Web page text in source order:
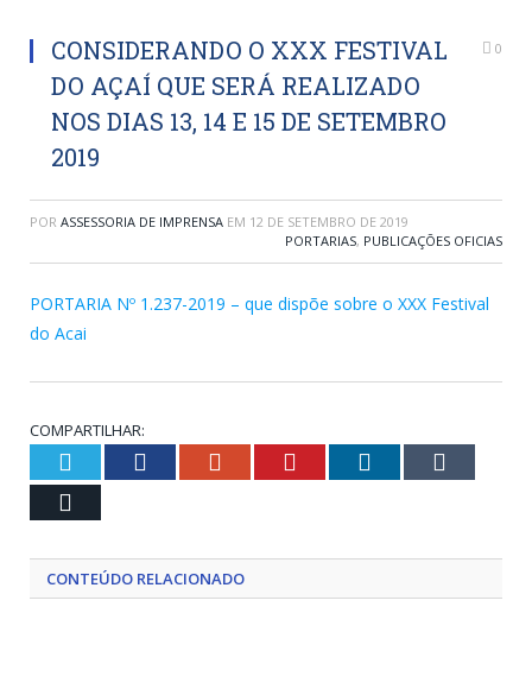
CONSIDERANDO O XXX FESTIVAL
DO AÇAÍ QUE SERÁ REALIZADO
NOS DIAS 13, 14 E 15 DE SETEMBRO
2019
0
POR ASSESSORIA DE IMPRENSA EM 12 DE SETEMBRO DE 2019
PORTARIAS, PUBLICAÇÕES OFICIAS
PORTARIA Nº 1.237-2019 – que dispõe sobre o XXX Festival
do Acai
COMPARTILHAR:
Twitter Facebook Google+ Pinterest LinkedIn
CONTEÚDO RELACIONADO